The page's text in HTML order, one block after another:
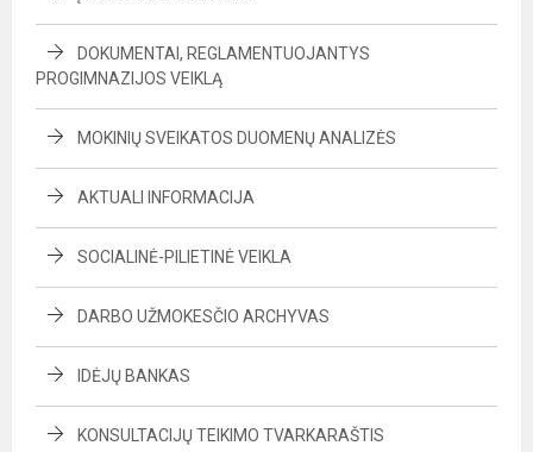
DOKUMENTAI, REGLAMENTUOJANTYS
PROGIMNAZIJOS VEIKLĄ
MOKINIŲ SVEIKATOS DUOMENŲ ANALIZĖS
AKTUALI INFORMACIJA
SOCIALINĖ-PILIETINĖ VEIKLA
DARBO UŽMOKESČIO ARCHYVAS
IDĖJŲ BANKAS
KONSULTACIJŲ TEIKIMO TVARKARAŠTIS